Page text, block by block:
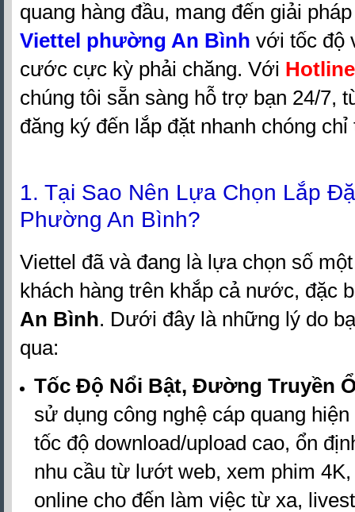
quang hàng đầu, mang đến giải
Viettel phường An Bình với tốc độ
cước cực kỳ phải chăng. Với
chúng tôi sẵn sàng hỗ trợ bạn 24/7,
đăng ký đến lắp đặt nhanh chóng
1. Tại Sao Nên Lựa Chọn Lắp
Phường An Bình?
Viettel đã và đang là lựa chọn số
khách hàng trên khắp cả nước, đặc
An Bình. Dưới đây là những lý do
qua:
Tốc Độ Nổi Bật, Đường Truyền
sử dụng công nghệ cáp quang
tốc độ download/upload cao, ổn
nhu cầu từ lướt web, xem phim
online cho đến làm việc từ xa,